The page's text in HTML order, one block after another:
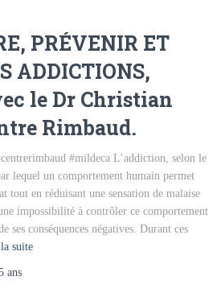
PRÉVENIR ET
ADDICTIONS,
le Dr Christian
Rimbaud.
#mildeca L’addiction, selon le
lequel un comportement humain permet
tout en réduisant une sensation de malaise
impossibilité à contrôler ce comportement
ses conséquences négatives. Durant ces
suite
ans